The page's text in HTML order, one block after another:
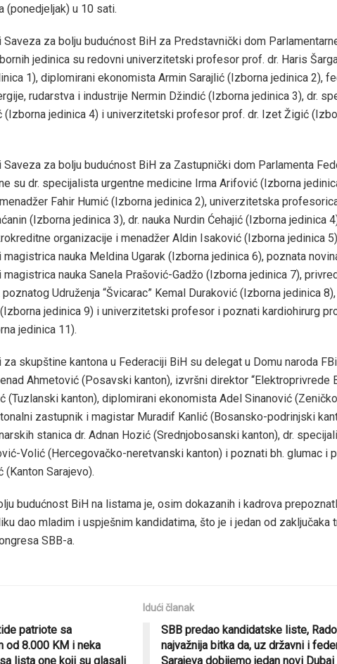
(ponedjeljak) u 10 sati.
za bolju budućnost BiH za Predstavnički dom
jedinica su redovni univerzitetski profesor prof. dr. Haris
1), diplomirani ekonomista Armin Sarajlić (Izborna jedinica 2),
rudarstva i industrije Nermin Džindić (Izborna jedinica 3), dr.
(Izborna jedinica 4) i univerzitetski profesor prof. dr. Izet Žigić
za bolju budućnost BiH za Zastupnički dom Parlamenta
su dr. specijalista urgentne medicine Irma Arifović (Izborna
Fahir Humić (Izborna jedinica 2), univerzitetska
(Izborna jedinica 3), dr. nauka Nurdin Ćehajić (Izborna jedinica
organizacije i menadžer Aldin Isaković (Izborna jedinica
nauka Meldina Ugarak (Izborna jedinica 6), poznata
magistrica nauka Sanela Prašović-Gadžo (Izborna jedinica 7),
Udruženja “Švicarac” Kemal Duraković (Izborna jedinica
jedinica 9) i univerzitetski profesor i poznati kardiohirurg
jedinica 11).
skupštine kantona u Federaciji BiH su delegat u Domu naroda
Ahmetović (Posavski kanton), izvršni direktor “Elektroprivrede
(Tuzlanski kanton), diplomirani ekonomista Adel Sinanović
zastupnik i magistar Muradif Kanlić (Bosansko-podrinjski
stanica dr. Adnan Hozić (Srednjobosanski kanton), dr.
Volić (Hercegovačko-neretvanski kanton) i poznati bh. glumac i
(Kanton Sarajevo).
budućnost BiH na listama je, osim dokazanih i kadrova
dao mladim i uspješnim kandidatima, što je i jedan od zaključaka
SBB-a.
patriote sa
od 8.000 KM i neka
lista one koji su glasali
Idući članak
SBB predao kandidatske liste,
najvažnija bitka da, uz državni i
Sarajeva dobijemo jedan novi Dubai